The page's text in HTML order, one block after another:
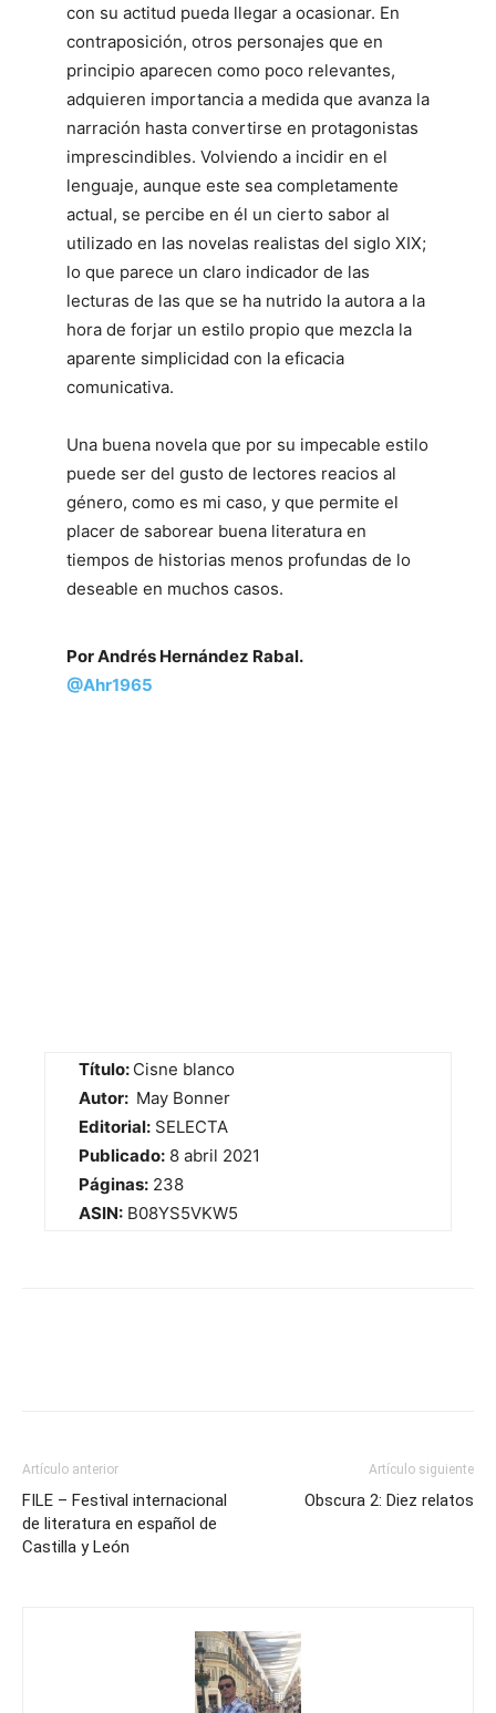
con su actitud pueda llegar a ocasionar. En
contraposición, otros personajes que en
principio aparecen como poco relevantes,
adquieren importancia a medida que avanza la
narración hasta convertirse en protagonistas
imprescindibles. Volviendo a incidir en el
lenguaje, aunque este sea completamente
actual, se percibe en él un cierto sabor al
utilizado en las novelas realistas del siglo XIX;
lo que parece un claro indicador de las
lecturas de las que se ha nutrido la autora a la
hora de forjar un estilo propio que mezcla la
aparente simplicidad con la eficacia
comunicativa.
Una buena novela que por su impecable estilo
puede ser del gusto de lectores reacios al
género, como es mi caso, y que permite el
placer de saborear buena literatura en
tiempos de historias menos profundas de lo
deseable en muchos casos.
Por Andrés Hernández Rabal.
@Ahr1965
Título: Cisne blanco
Autor: May Bonner
Editorial: SELECTA
Publicado: 8 abril 2021
Páginas: 238
ASIN: B08YS5VKW5
Artículo anterior
FILE – Festival internacional
de literatura en español de
Castilla y León
Artículo siguiente
Obscura 2: Diez relatos